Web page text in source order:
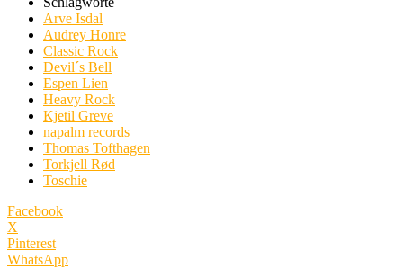
Arve Isdal
Audrey Honre
Classic Rock
Devil´s Bell
Espen Lien
Heavy Rock
Kjetil Greve
napalm records
Thomas Tofthagen
Torkjell Rød
Toschie
Facebook
X
Pinterest
WhatsApp